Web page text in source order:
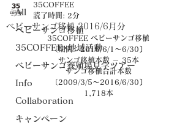
All
ベビーサンゴ移植
35COFFEE×地域活動
ベビーサンゴ養殖場見学ツアー
Info
Collaboration
キャンペーン
ベビーサンゴ移植 2016/6月分
35COFFEE
読了時間: 2分
35COFFEE ベビーサンゴ移植
〔期間：2016/6/1～6/30〕
サンゴ移植本数 － 35本
サンゴ移植合計本数
〔2009/3/5～2016/6/30〕
1,718本